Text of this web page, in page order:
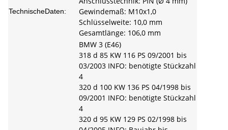
TechnischeDaten:
Gewindemaß: M10x1,0
Schlüsselweite: 10,0 mm
Gesamtlänge: 106,0 mm
BMW 3 (E46)
318 d 85 KW 116 PS 09/2001 bis
03/2003 INFO: benötigte Stückzahl
4
320 d 100 KW 136 PS 04/1998 bis
09/2001 INFO: benötigte Stückzahl
4
320 d 95 KW 129 PS 02/1998 bis